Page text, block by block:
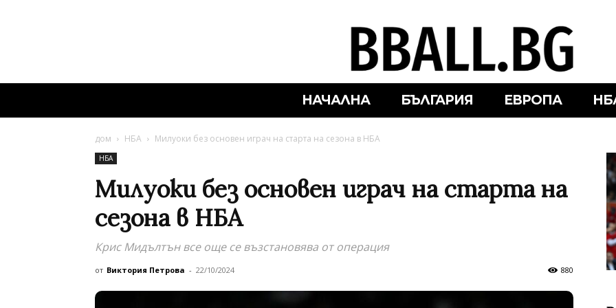
НАЧАЛНА БЪЛГАРИЯ ЕВРОПА
дом НБА Милуоки без основен играч на старта на сезона в НБА
НБА
Милуоки без основен играч на старта на
сезона в НБА
Крис Мидълтън все още се възстановява от операция
от Виктория Петрова - 22/10/2024 880